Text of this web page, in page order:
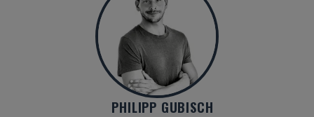
PHILIPP GUBISCH